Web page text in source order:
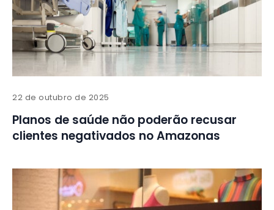
22 de outubro de 2025
Planos de saúde não poderão recusar
clientes negativados no Amazonas